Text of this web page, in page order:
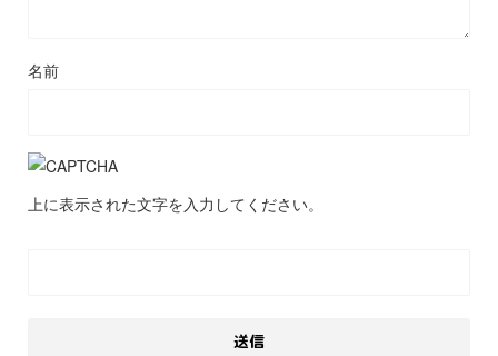
名前
上に表示された文字を入力してください。